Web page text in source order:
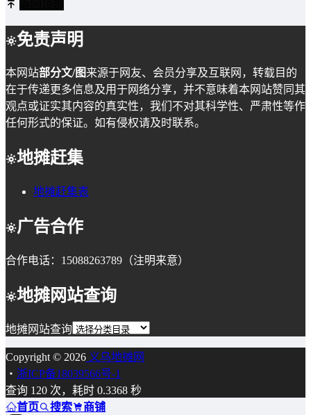
免责声明
本网站部分文/图来源于网友、会员分享及互联网，转载目的
在于传递更多信息及用于网络分享，并不意味着本网站赞同其
观点或证实其内容的真实性，我们不对其科学性、严肃性等作
任何形式的保证。如有侵权请及时联系。
地摊赶集
地摊赶集表
广告合作
合作电话：15088263789（注明来意）
地摊网站查询
地摊网站查询
Copyright © 2026 义乌地摊网
・ 浙ICP备18039566号-1
查询 120 次，耗时 0.3368 秒
首页
搜索 商铺